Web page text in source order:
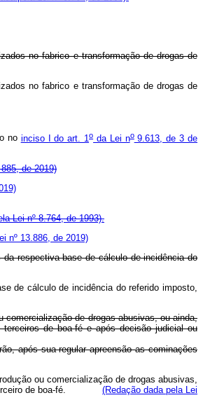
no fabrico e transformação de drogas de
no fabrico e transformação de drogas de
no inciso I do art. 1oda Lei no9.613, de 3 de
de 2019)
Lei nº 8.764, de 1993).
nº 13.886, de 2019)
respectiva base de cálculo de incidência do
de cálculo de incidência do referido imposto,
comercialização de drogas abusivas, ou ainda,
de boa-fé e após decisão judicial ou
após sua regular apreensão as cominações
ou comercialização de drogas abusivas,
de terceiro de boa-fé. (Redação dada pela Lei